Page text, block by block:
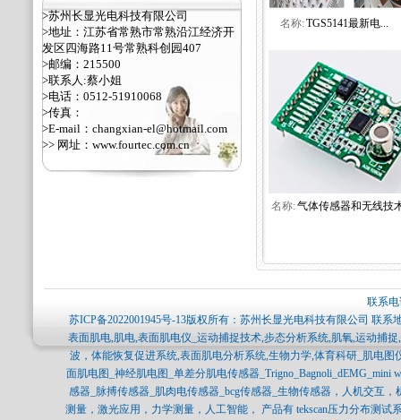
>苏州长显光电科技有限公司
>地址：江苏省常熟市常熟沿江经济开
发区四海路11号常熟科创园407
>邮编：215500
>联系人:蔡小姐
>电话：0512-51910068
>传真：
>E-mail：changxian-el@hotmail.com
>> 网址： www.fourtec.com.cn
名称:TGS5141最新电...
名称:气体传感器和无线技
联系
苏ICP备2022001945号-13版权所有：苏州长显光电科技有限公司 联系
表面肌电,肌电,表面肌电仪_运动捕捉技术,步态分析系统,肌氧,运动捕
波，体能恢复促进系统,表面肌电分析系统,生物力学,体育科研_肌电
面肌电图_神经肌电图_单差分肌电传感器_Trigno_Bagnoli_dEMG_mini
感器_脉搏传感器_肌肉电传感器_bcg传感器_生物传感器，人机交互
测量，激光应用，力学测量，人工智能， 产品有 tekscan压力分布测试